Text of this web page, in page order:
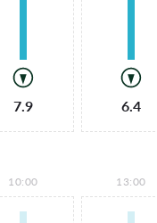
7.9 6.4
10:00 13:00